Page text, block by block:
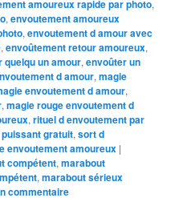
amoureux rapide par photo,
,envoutement amoureux
,envoutement d amour avec
,envoûtement retour amoureux,
quelqu un amour,envoûter un
d amour,magie
envoutement d amour,
,magie rouge envoutement d
,rituel d envoutement par
gratuit,sort d
envoutement amoureux |
compétent,marabout
,marabout sérieux
commentaire